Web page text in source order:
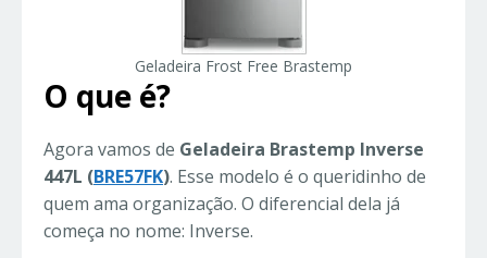
Geladeira Frost Free Brastemp
O que é?
Agora vamos de Geladeira Brastemp Inverse
447L (BRE57FK). Esse modelo é o queridinho de
quem ama organização. O diferencial dela já
começa no nome: Inverse.